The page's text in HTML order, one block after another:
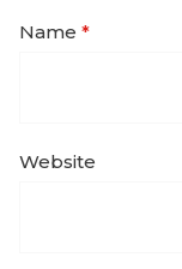
Name *
Website